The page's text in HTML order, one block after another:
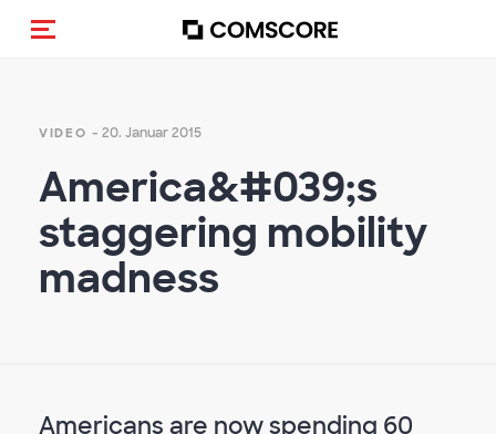
Navigation (de-)aktivieren
VIDEO - 20. Januar 2015
America&#039;s
staggering mobility
madness
Americans are now spending 60